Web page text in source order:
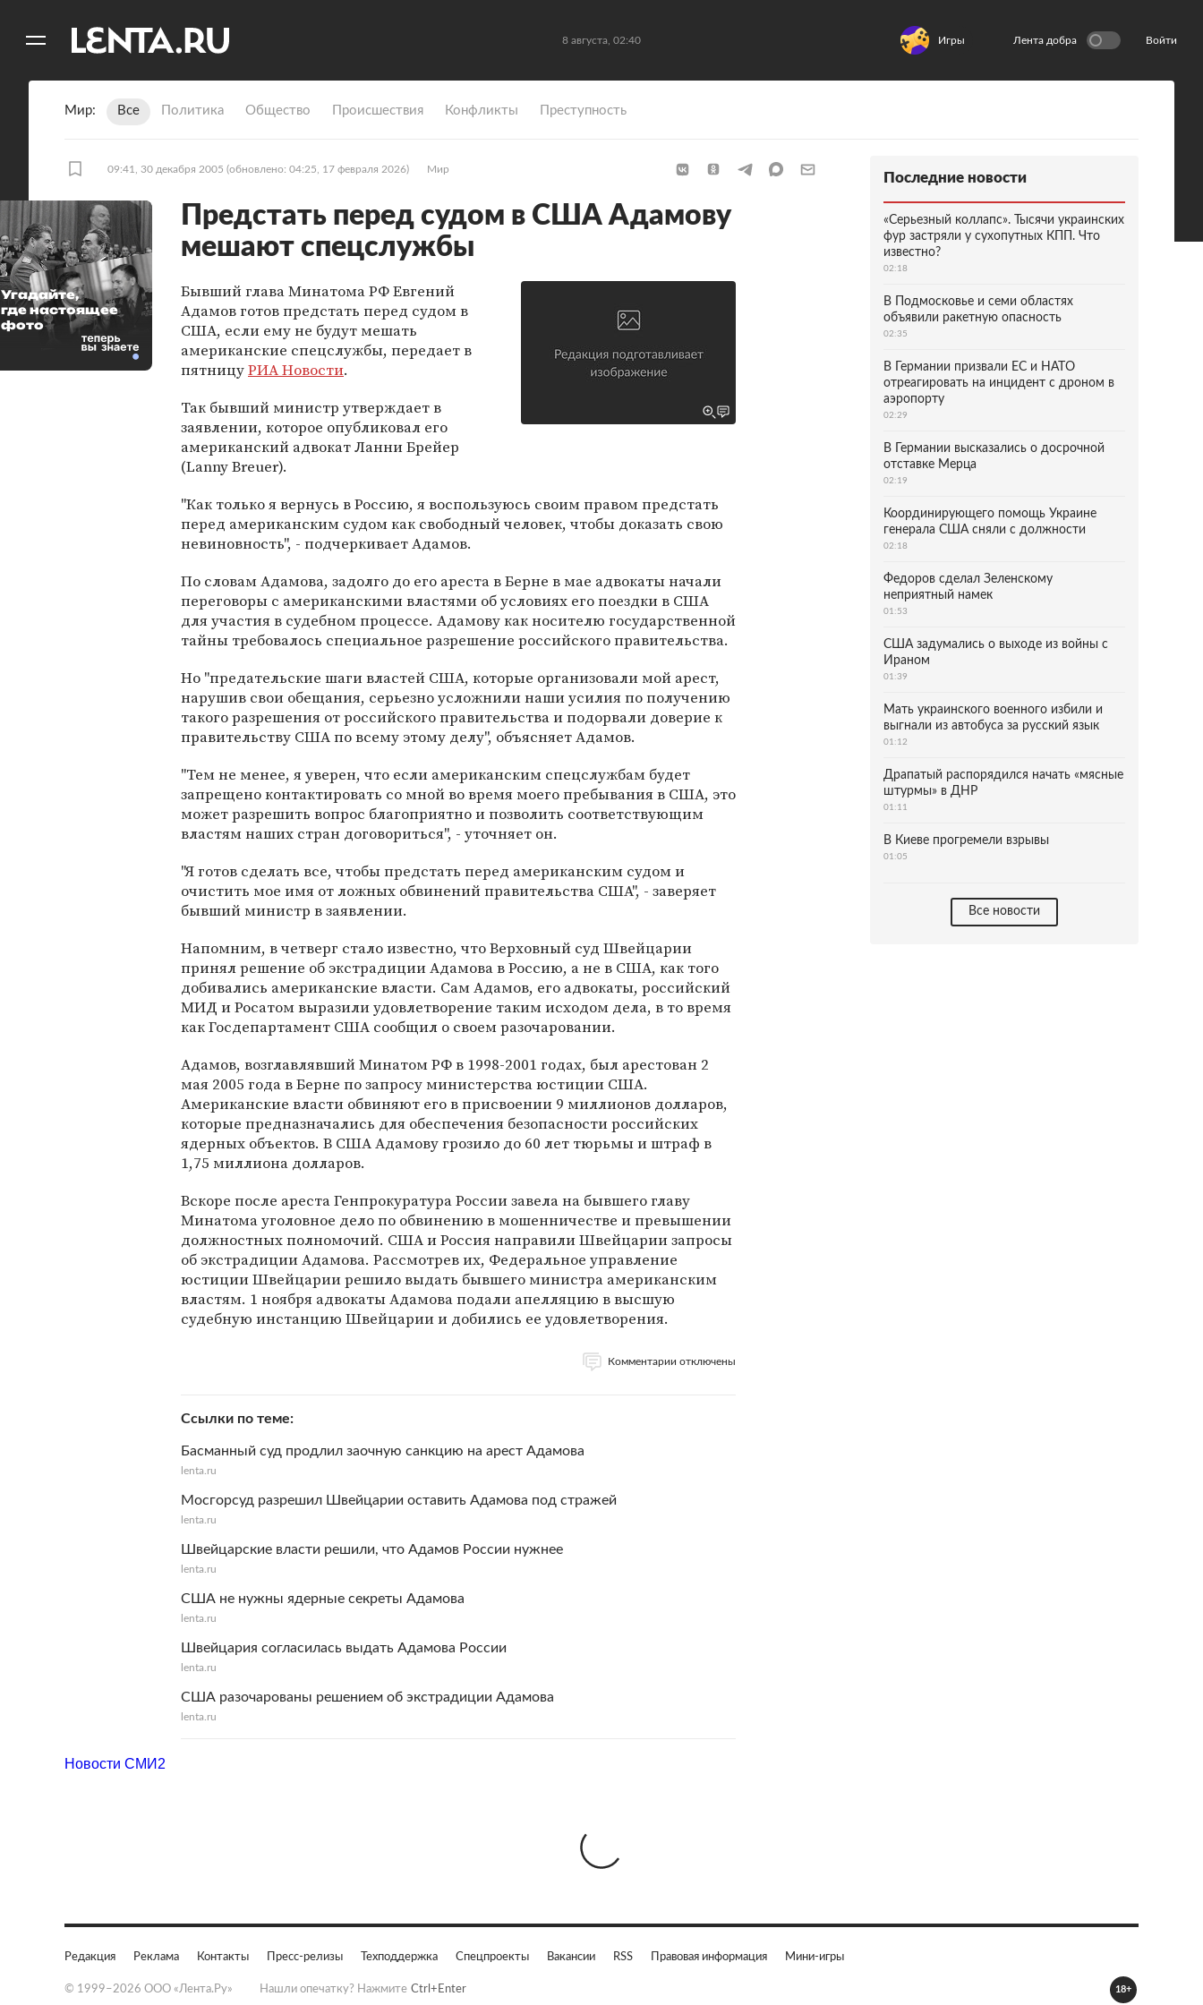
8 августа, 02:40 Игры Лента добра Войти
Мир Все Политика Общество Происшествия Конфликты Преступность
09:41, 30 декабря 2005 (обновлено: 04:25, 17 февраля 2026) Мир
Предстать перед судом в США Адамову
мешают спецслужбы
Бывший глава Минатома РФ Евгений
Адамов готов предстать перед судом в
США, если ему не будут мешать
американские спецслужбы, передает в
пятницуРИА Новости.
Так бывший министр утверждает в
заявлении, которое опубликовал его
американский адвокат Ланни Брейер
(Lanny Breuer).
"Как только я вернусь в Россию, я воспользуюсь своим правом предстать
перед американским судом как свободный человек, чтобы доказать свою
невиновность", - подчеркивает Адамов.
По словам Адамова, задолго до его ареста в Берне в мае адвокаты начали
переговоры с американскими властями об условиях его поездки в США
для участия в судебном процессе. Адамову как носителю государственной
тайны требовалось специальное разрешение российского правительства.
Но "предательские шаги властей США, которые организовали мой арест,
нарушив свои обещания, серьезно усложнили наши усилия по получению
такого разрешения от российского правительства и подорвали доверие к
правительству США по всему этому делу", объясняет Адамов.
"Тем не менее, я уверен, что если американским спецслужбам будет
запрещено контактировать со мной во время моего пребывания в США, это
может разрешить вопрос благоприятно и позволить соответствующим
властям наших стран договориться", - уточняет он.
"Я готов сделать все, чтобы предстать перед американским судом и
очистить мое имя от ложных обвинений правительства США", - заверяет
бывший министр в заявлении.
Напомним, в четверг стало известно, что Верховный суд Швейцарии
принял решение об экстрадиции Адамова в Россию, а не в США, как того
добивались американские власти. Сам Адамов, его адвокаты, российский
МИД и Росатом выразили удовлетворение таким исходом дела, в то время
как Госдепартамент США сообщил о своем разочаровании.
Адамов, возглавлявший Минатом РФ в 1998-2001 годах, был арестован 2
мая 2005 года в Берне по запросу министерства юстиции США.
Американские власти обвиняют его в присвоении 9 миллионов долларов,
которые предназначались для обеспечения безопасности российских
ядерных объектов. В США Адамову грозило до 60 лет тюрьмы и штраф в
1,75 миллиона долларов.
Вскоре после ареста Генпрокуратура России завела на бывшего главу
Минатома уголовное дело по обвинению в мошенничестве и превышении
должностных полномочий. США и Россия направили Швейцарии запросы
об экстрадиции Адамова. Рассмотрев их, Федеральное управление
юстиции Швейцарии решило выдать бывшего министра американским
властям. 1 ноября адвокаты Адамова подали апелляцию в высшую
судебную инстанцию Швейцарии и добились ее удовлетворения.
Комментарии отключены
Ссылки по теме
Басманный суд продлил заочную санкцию на арест Адамова
lenta.ru
Мосгорсуд разрешил Швейцарии оставить Адамова под стражей
lenta.ru
Швейцарские власти решили, что Адамов России нужнее
lenta.ru
США не нужны ядерные секреты Адамова
lenta.ru
Швейцария согласилась выдать Адамова России
lenta.ru
США разочарованы решением об экстрадиции Адамова
lenta.ru
Угадайте,
где настоящее
фото
Последние новости
«Серьезный коллапс». Тысячи украинских
фур застряли у сухопутных КПП. Что
известно?
02:18
В Подмосковье и семи областях
объявили ракетную опасность
02:35
В Германии призвали ЕС и НАТО
отреагировать на инцидент с дроном в
аэропорту
02:29
В Германии высказались о досрочной
отставке Мерца
02:19
Координирующего помощь Украине
генерала США сняли с должности
02:18
Федоров сделал Зеленскому
неприятный намек
01:53
США задумались о выходе из войны с
Ираном
01:39
Мать украинского военного избили и
выгнали из автобуса за русский язык
01:12
Драпатый распорядился начать «мясные
штурмы» в ДНР
01:11
В Киеве прогремели взрывы
01:05
Все новости
Новости СМИ2
Редакция Реклама Контакты Пресс-релизы Техподдержка Спецпроекты Вакансии RSS Правовая информация Мини-игры
© 1999–2026 ООО «Лента.Ру» Нашли опечатку? Нажмите Ctrl+Enter 18+